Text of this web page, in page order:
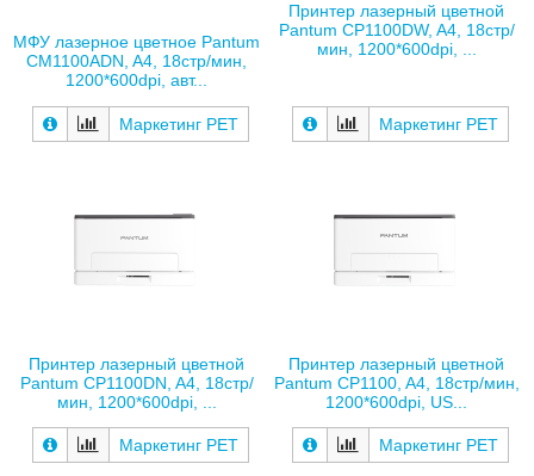
МФУ лазерное цветное Pantum
CM1100ADN, A4, 18стр/мин,
1200*600dpi, авт...
Маркетинг РЕТ
Принтер лазерный цветной
Pantum CP1100DW, A4, 18стр/
мин, 1200*600dpi, ...
Маркетинг РЕТ
Принтер лазерный цветной
Pantum CP1100DN, A4, 18стр/
мин, 1200*600dpi, ...
Маркетинг РЕТ
Принтер лазерный цветной
Pantum CP1100, A4, 18стр/мин,
1200*600dpi, US...
Маркетинг РЕТ